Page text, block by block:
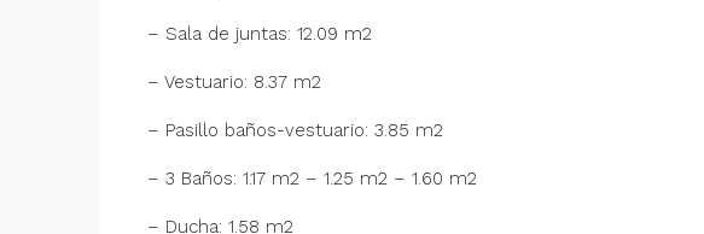
– Sala de juntas: 12.09 m2
– Vestuario: 8.37 m2
– Pasillo baños-vestuario: 3.85 m2
– 3 Baños: 1.17 m2 – 1.25 m2 – 1.60 m2
– Ducha: 1.58 m2